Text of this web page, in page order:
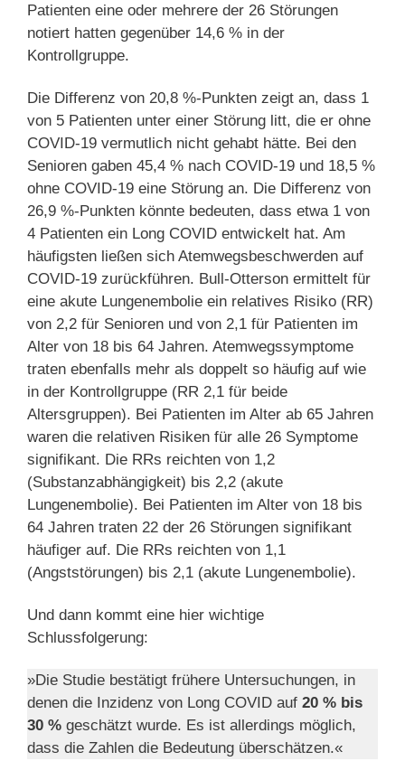
Patienten eine oder mehrere der 26 Störungen
notiert hatten gegenüber 14,6 % in der
Kontrollgruppe.
Die Differenz von 20,8 %-Punkten zeigt an, dass 1
von 5 Patienten unter einer Störung litt, die er ohne
COVID-19 vermutlich nicht gehabt hätte. Bei den
Senioren gaben 45,4 % nach COVID-19 und 18,5 %
ohne COVID-19 eine Störung an. Die Differenz von
26,9 %-Punkten könnte bedeuten, dass etwa 1 von
4 Patienten ein Long COVID entwickelt hat. Am
häufigsten ließen sich Atemwegsbeschwerden auf
COVID-19 zurückführen. Bull-Otterson ermittelt für
eine akute Lungenembolie ein relatives Risiko (RR)
von 2,2 für Senioren und von 2,1 für Patienten im
Alter von 18 bis 64 Jahren. Atemwegssymptome
traten ebenfalls mehr als doppelt so häufig auf wie
in der Kontrollgruppe (RR 2,1 für beide
Altersgruppen). Bei Patienten im Alter ab 65 Jahren
waren die relativen Risiken für alle 26 Symptome
signifikant. Die RRs reichten von 1,2
(Substanzabhängigkeit) bis 2,2 (akute
Lungenembolie). Bei Patienten im Alter von 18 bis
64 Jahren traten 22 der 26 Störungen signifikant
häufiger auf. Die RRs reichten von 1,1
(Angststörungen) bis 2,1 (akute Lungenembolie).
Und dann kommt eine hier wichtige
Schlussfolgerung:
»Die Studie bestätigt frühere Untersuchungen, in
denen die Inzidenz von Long COVID auf 20 % bis
30 % geschätzt wurde. Es ist allerdings möglich,
dass die Zahlen die Bedeutung überschätzen.«